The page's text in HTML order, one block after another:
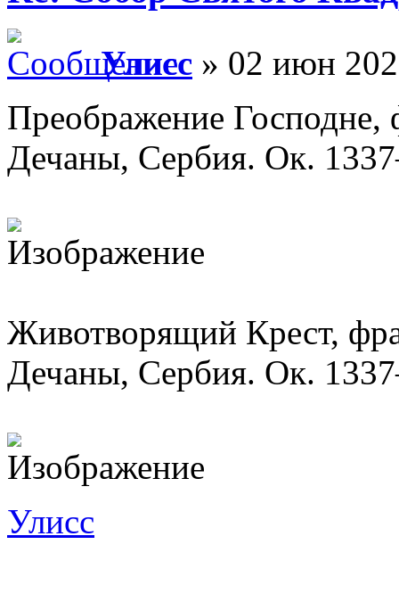
Улисс » 02 июн
Преображение Господне,
Дечаны, Сербия. Ок.
Животворящий Крест,
Дечаны, Сербия. Ок.
Улисс